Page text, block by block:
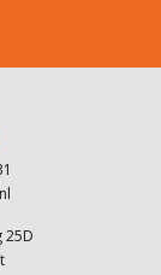
25D